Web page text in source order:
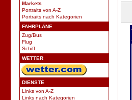
Markets
Portraits von A-Z
Portraits nach Kategorien
FAHRPLÄNE
Zug/Bus
Flug
Schiff
WETTER
DIENSTE
Links von A-Z
Links nach Kategorien